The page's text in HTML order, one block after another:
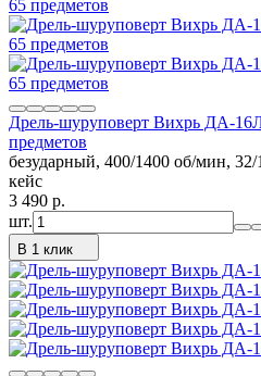
Дрель-шуруповерт Вихрь ДА-
предметов
безударный, 400/1400 об/мин,
кейс
3 490 p.
шт.
В 1 клик